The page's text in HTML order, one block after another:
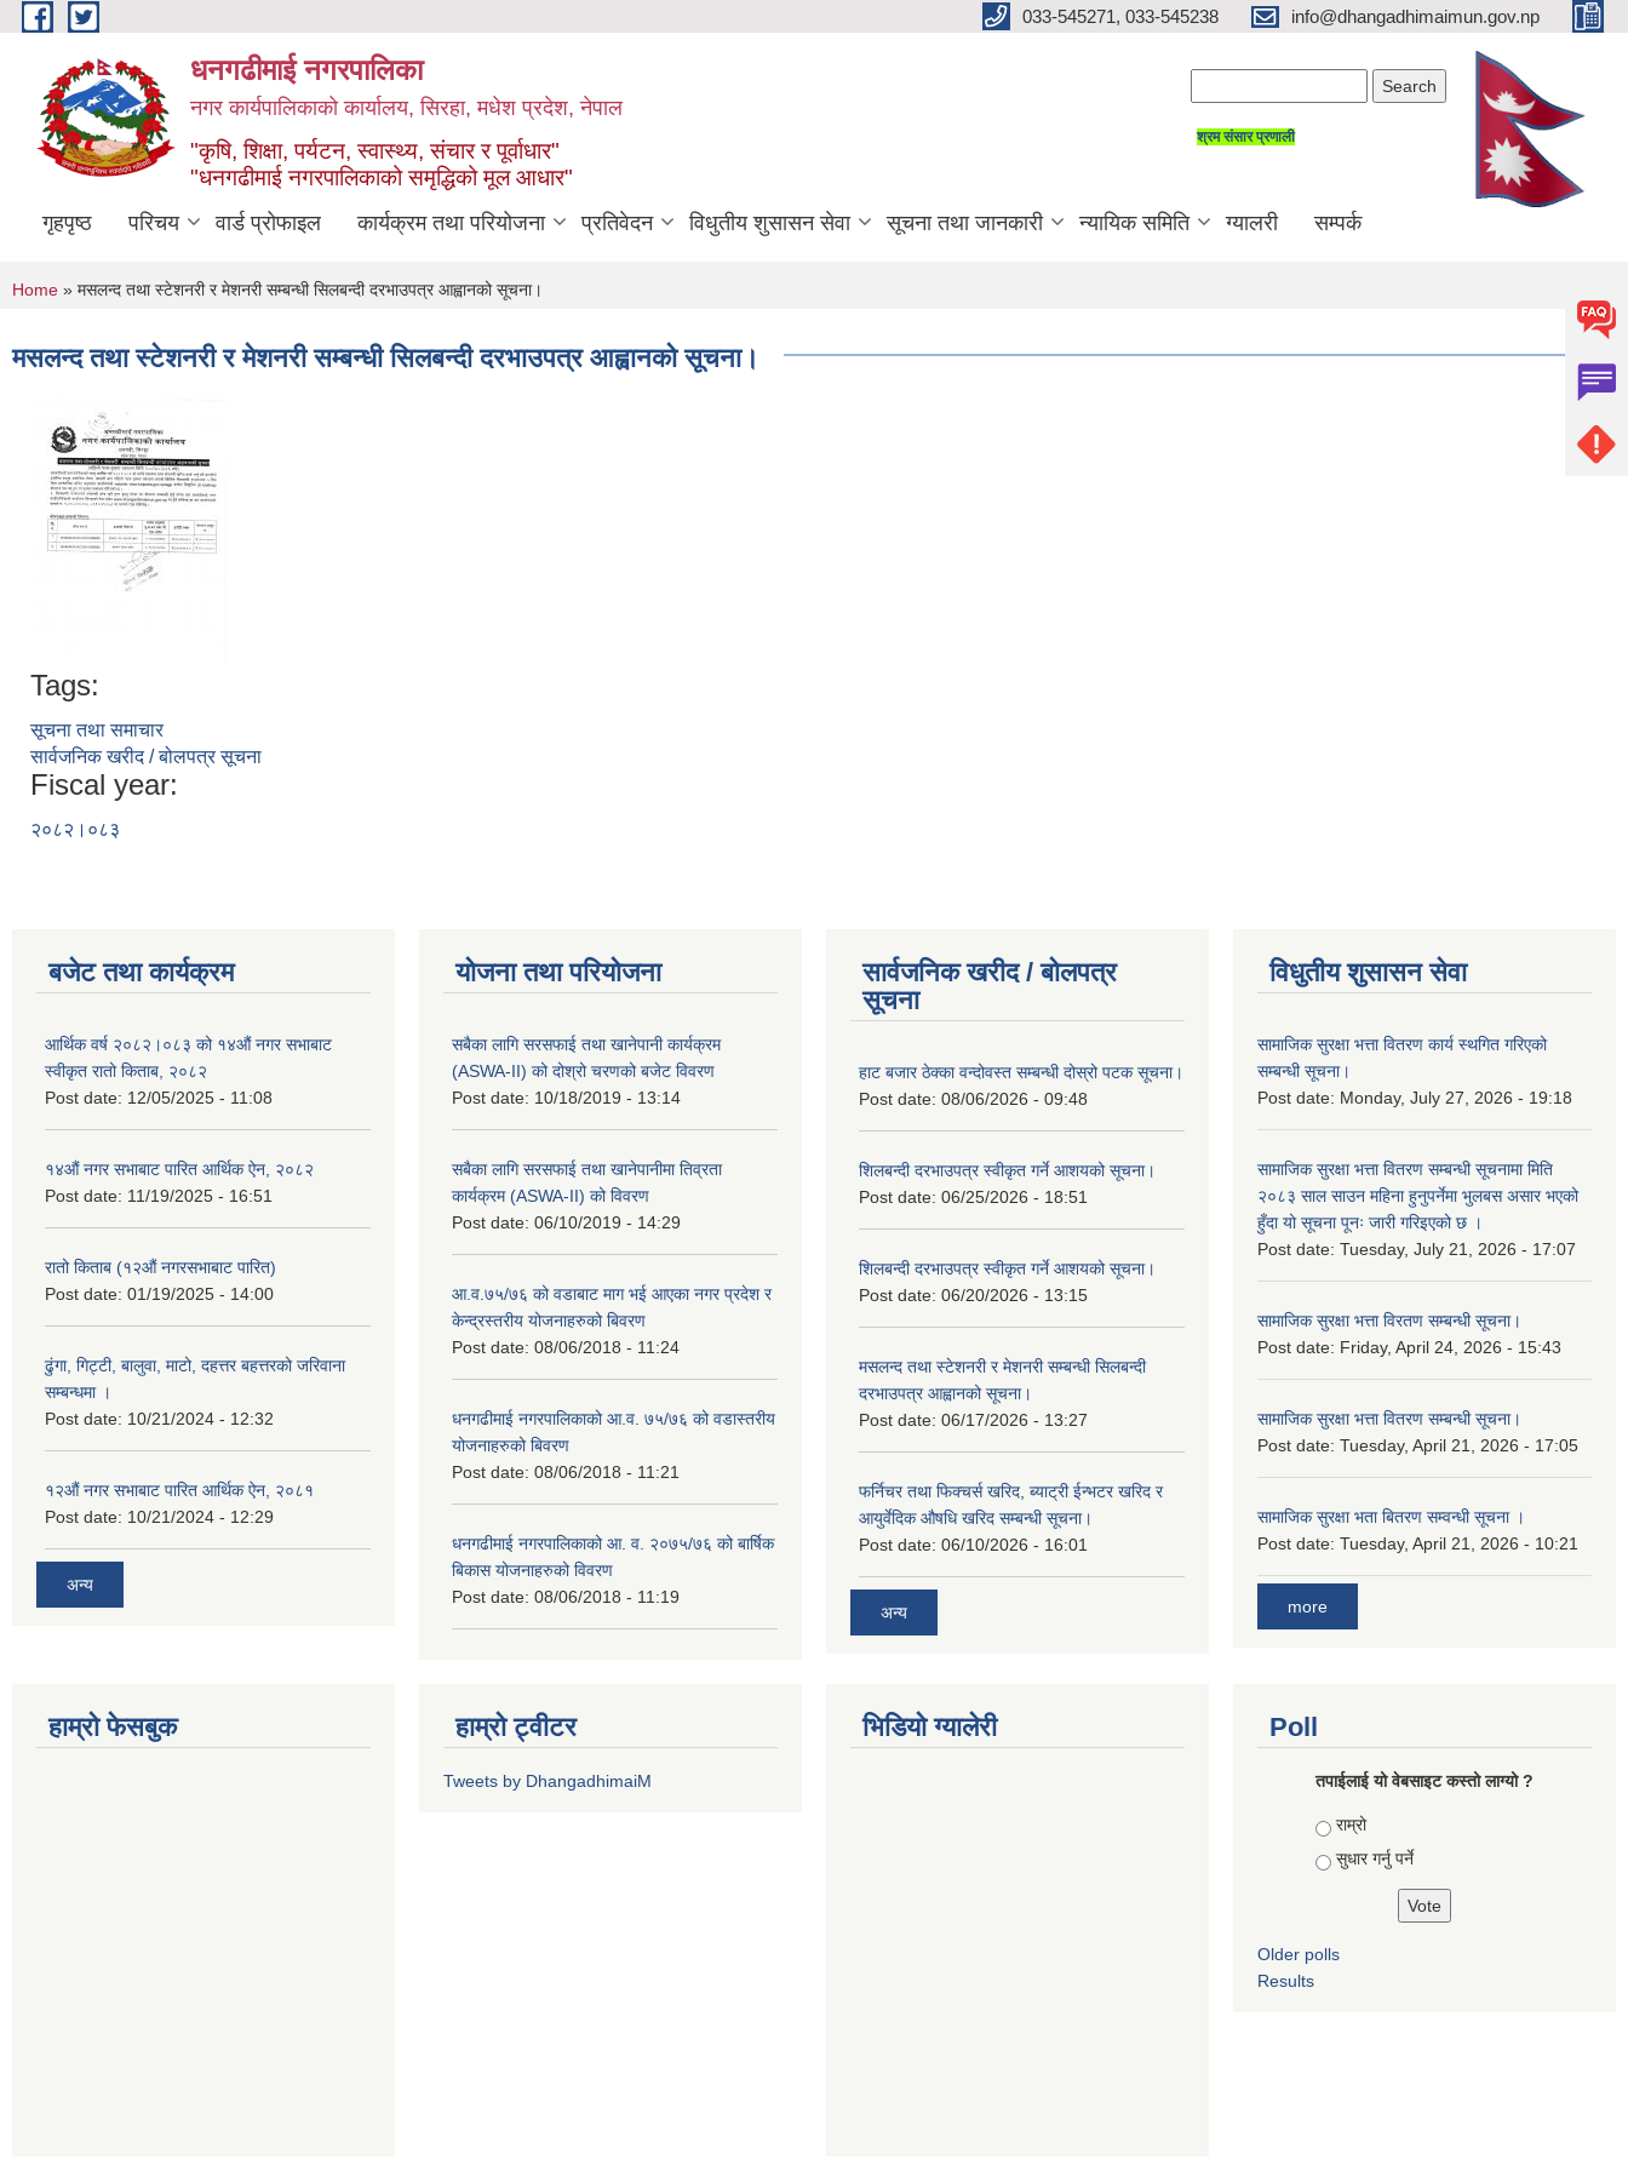
Skip to main content 033-545271, 033-545238 info@dhangadhimaimun.gov.np
धनगढीमाई नगरपालिका
नगर कार्यपालिकाको कार्यालय, सिरहा, मधेश प्रदेश, नेपाल
"कृषि, शिक्षा, पर्यटन, स्वास्थ्य, संचार र पूर्वाधार"
"धनगढीमाई नगरपालिकाको समृद्धिको मूल आधार"
श्रम संसार प्रणाली
गृहपृष्ठ परिचय वार्ड प्रोफाइल कार्यक्रम तथा परियोजना प्रतिवेदन विधुतीय शुसासन सेवा सूचना तथा जानकारी न्यायिक समिति ग्यालरी सम्पर्क
You are here
Home » मसलन्द तथा स्टेशनरी र मेशनरी सम्बन्धी सिलबन्दी दरभाउपत्र आह्वानको सूचना।
मसलन्द तथा स्टेशनरी र मेशनरी सम्बन्धी सिलबन्दी दरभाउपत्र आह्वानको सूचना।
Tags:
सूचना तथा समाचार
सार्वजनिक खरीद / बोलपत्र सूचना
Fiscal year:
२०८२।०८३
बजेट तथा कार्यक्रम
आर्थिक वर्ष २०८२।०८३ को १४औं नगर सभाबाट
स्वीकृत रातो किताब, २०८२
Post date: 12/05/2025 - 11:08
१४औं नगर सभाबाट पारित आर्थिक ऐन, २०८२
Post date: 11/19/2025 - 16:51
रातो किताब (१२औं नगरसभाबाट पारित)
Post date: 01/19/2025 - 14:00
ढुंगा, गिट्टी, बालुवा, माटो, दहत्तर बहत्तरको जरिवाना
सम्बन्धमा ।
Post date: 10/21/2024 - 12:32
१२औं नगर सभाबाट पारित आर्थिक ऐन, २०८१
Post date: 10/21/2024 - 12:29
अन्य
योजना तथा परियोजना
सबैका लागि सरसफाई तथा खानेपानी कार्यक्रम
(ASWA-II) को दोश्रो चरणको बजेट विवरण
Post date: 10/18/2019 - 13:14
सबैका लागि सरसफाई तथा खानेपानीमा तिव्रता
कार्यक्रम (ASWA-II) को विवरण
Post date: 06/10/2019 - 14:29
आ.व.७५/७६ को वडाबाट माग भई आएका नगर प्रदेश र
केन्द्रस्तरीय योजनाहरुको बिवरण
Post date: 08/06/2018 - 11:24
धनगढीमाई नगरपालिकाको आ.व. ७५/७६ को वडास्तरीय
योजनाहरुको बिवरण
Post date: 08/06/2018 - 11:21
धनगढीमाई नगरपालिकाको आ. व. २०७५/७६ को बार्षिक
बिकास योजनाहरुको विवरण
Post date: 08/06/2018 - 11:19
सार्वजनिक खरीद / बोलपत्र
सूचना
हाट बजार ठेक्का वन्दोवस्त सम्बन्धी दोस्रो पटक सूचना।
Post date: 08/06/2026 - 09:48
शिलबन्दी दरभाउपत्र स्वीकृत गर्ने आशयको सूचना।
Post date: 06/25/2026 - 18:51
शिलबन्दी दरभाउपत्र स्वीकृत गर्ने आशयको सूचना।
Post date: 06/20/2026 - 13:15
मसलन्द तथा स्टेशनरी र मेशनरी सम्बन्धी सिलबन्दी
दरभाउपत्र आह्वानको सूचना।
Post date: 06/17/2026 - 13:27
फर्निचर तथा फिक्चर्स खरिद, ब्याट‍्री ईन्भटर खरिद र
आयुर्वेदिक औषधि खरिद सम्बन्धी सूचना।
Post date: 06/10/2026 - 16:01
अन्य
विधुतीय शुसासन सेवा
सामाजिक सुरक्षा भत्ता वितरण कार्य स्थगित गरिएको
सम्बन्धी सूचना।
Post date: Monday, July 27, 2026 - 19:18
सामाजिक सुरक्षा भत्ता वितरण सम्बन्धी सूचनामा मिति
२०८३ साल साउन महिना हुनुपर्नेमा भुलबस असार भएको
हुँदा यो सूचना पूनः जारी गरिइएको छ ।
Post date: Tuesday, July 21, 2026 - 17:07
सामाजिक सुरक्षा भत्ता विरतण सम्बन्धी सूचना।
Post date: Friday, April 24, 2026 - 15:43
सामाजिक सुरक्षा भत्ता वितरण सम्‍बन्धी सूचना।
Post date: Tuesday, April 21, 2026 - 17:05
सामाजिक सुरक्षा भता बितरण सम्वन्धी सूचना ।
Post date: Tuesday, April 21, 2026 - 10:21
more
हाम्रो फेसबुक हाम्रो ट्वीटर
Tweets by DhangadhimaiM
भिडियाे ग्यालेरी Poll
तपाई‌लाई यो वेबसाइट कस्तो लाग्यो ?
Choices
राम्रो
सुधार गर्नु पर्ने
Older polls
Results